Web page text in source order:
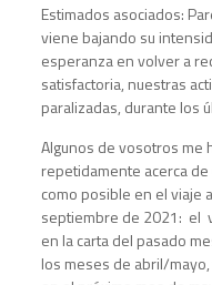
Estimados asociados:
viene bajando su
esperanza en volver a
satisfactoria, nuestras
paralizadas, durante los
Algunos de vosotros me
repetidamente acerca
como posible en el viaje
septiembre de 2021: el
en la carta del pasado
los meses de abril/